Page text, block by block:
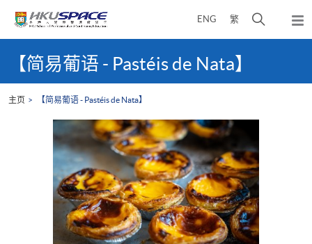
ENG 繁
开
弹
出
单
content【简易葡语 - Pastéis de Nata】
主页 【简易葡语 - Pastéis de Nata】